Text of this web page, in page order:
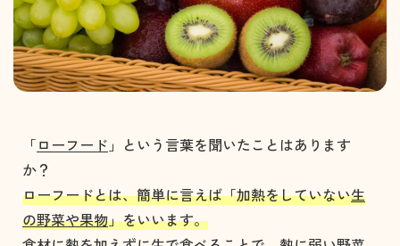
「ローフード 」という言葉を聞いたことはあります
か？
ローフードとは、簡単に言えば「加熱をしていない生
の野菜や果物」をいいます。